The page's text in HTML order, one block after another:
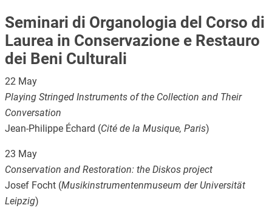
Seminari di Organologia del Corso di
Laurea in Conservazione e Restauro
dei Beni Culturali
22 May
Playing Stringed Instruments of the Collection and Their
Conversation
Jean-Philippe Échard (Cité de la Musique, Paris)
23 May
Conservation and Restoration: the Diskos project
Josef Focht (Musikinstrumentenmuseum der Universität
Leipzig)